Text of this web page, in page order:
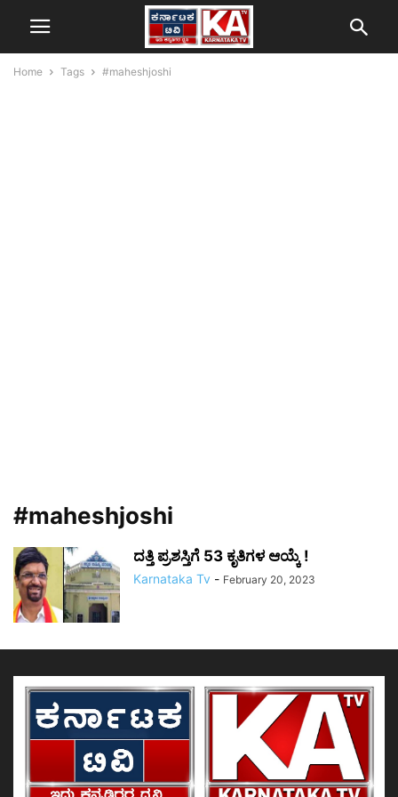
Home Tags #maheshjoshi
#maheshjoshi
ದತ್ತಿ ಪ್ರಶಸ್ತಿಗೆ 53 ಕೃತಿಗಳ ಆಯ್ಕೆ !
Karnataka Tv - February 20, 2023